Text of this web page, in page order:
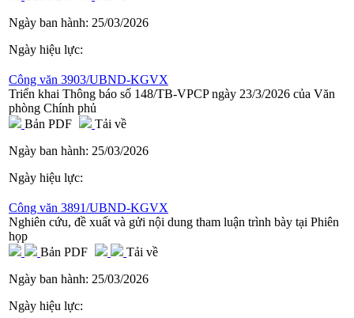
Ngày ban hành: 25/03/2026
Ngày hiệu lực:
Công văn 3903/UBND-KGVX
Triển khai Thông báo số 148/TB-VPCP ngày 23/3/2026 của Văn
phòng Chính phủ
Bản PDF
Tải về
Ngày ban hành: 25/03/2026
Ngày hiệu lực:
Công văn 3891/UBND-KGVX
Nghiên cứu, đề xuất và gửi nội dung tham luận trình bày tại Phiên
họp
Bản PDF
Tải về
Ngày ban hành: 25/03/2026
Ngày hiệu lực: